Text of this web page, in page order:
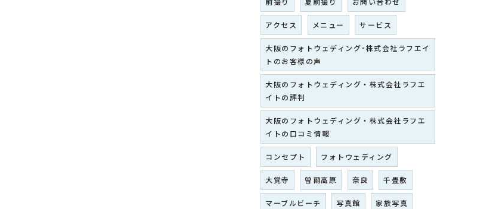
アクセス メニュー サービス
大阪のフォトウェディング･株式会社ラフエイ
トのお客様の声
大阪のフォトウェディング・株式会社ラフエ
イトの評判
大阪のフォトウェディング・株式会社ラフエ
イトの口コミ情報
コンセプト フォトウェディング
大覚寺 曽爾高原 奈良 千畳敷
マーブルビーチ 写真館 家族写真